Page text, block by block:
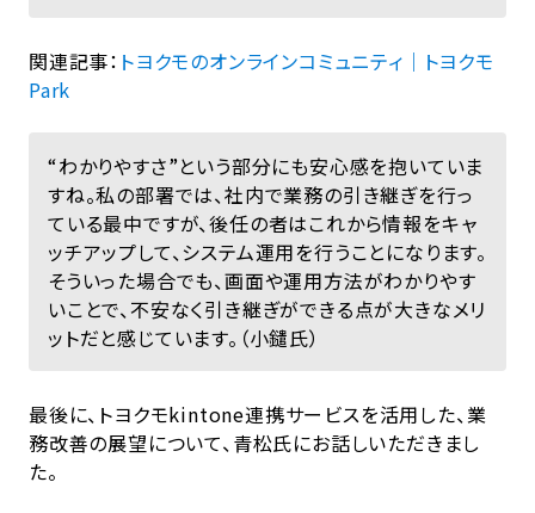
関連記事： トヨクモのオンラインコミュニティ｜トヨクモ
Park
“わかりやすさ”という部分にも安心感を抱いていま
すね。私の部署では、社内で業務の引き継ぎを行っ
ている最中ですが、後任の者はこれから情報をキャ
ッチアップして、システム運用を行うことになります。
そういった場合でも、画面や運用方法がわかりやす
いことで、不安なく引き継ぎができる点が大きなメリ
ットだと感じています。（小鑓氏）
最後に、トヨクモkintone連携サービスを活用した、業
務改善の展望について、青松氏にお話しいただきまし
た。